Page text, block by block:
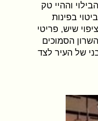
נמצא באזור הבילוי וההיי טק
בפינות
שיש, פריטי
הסמוכים
של העיר לצד